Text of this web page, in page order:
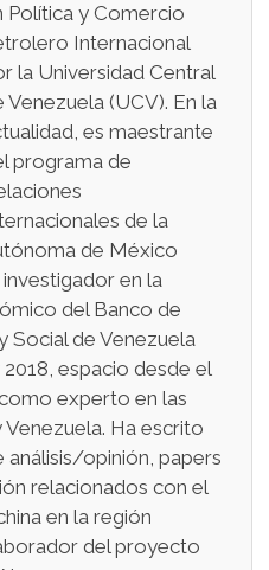
Política y Comercio
Internacional
la Universidad Central
Venezuela (UCV). En la
es maestrante
programa de
de la
de México
en la
del Banco de
Social de Venezuela
espacio desde el
experto en las
Ha escrito
análisis/opinión, papers
relacionados con el
en la región
del proyecto